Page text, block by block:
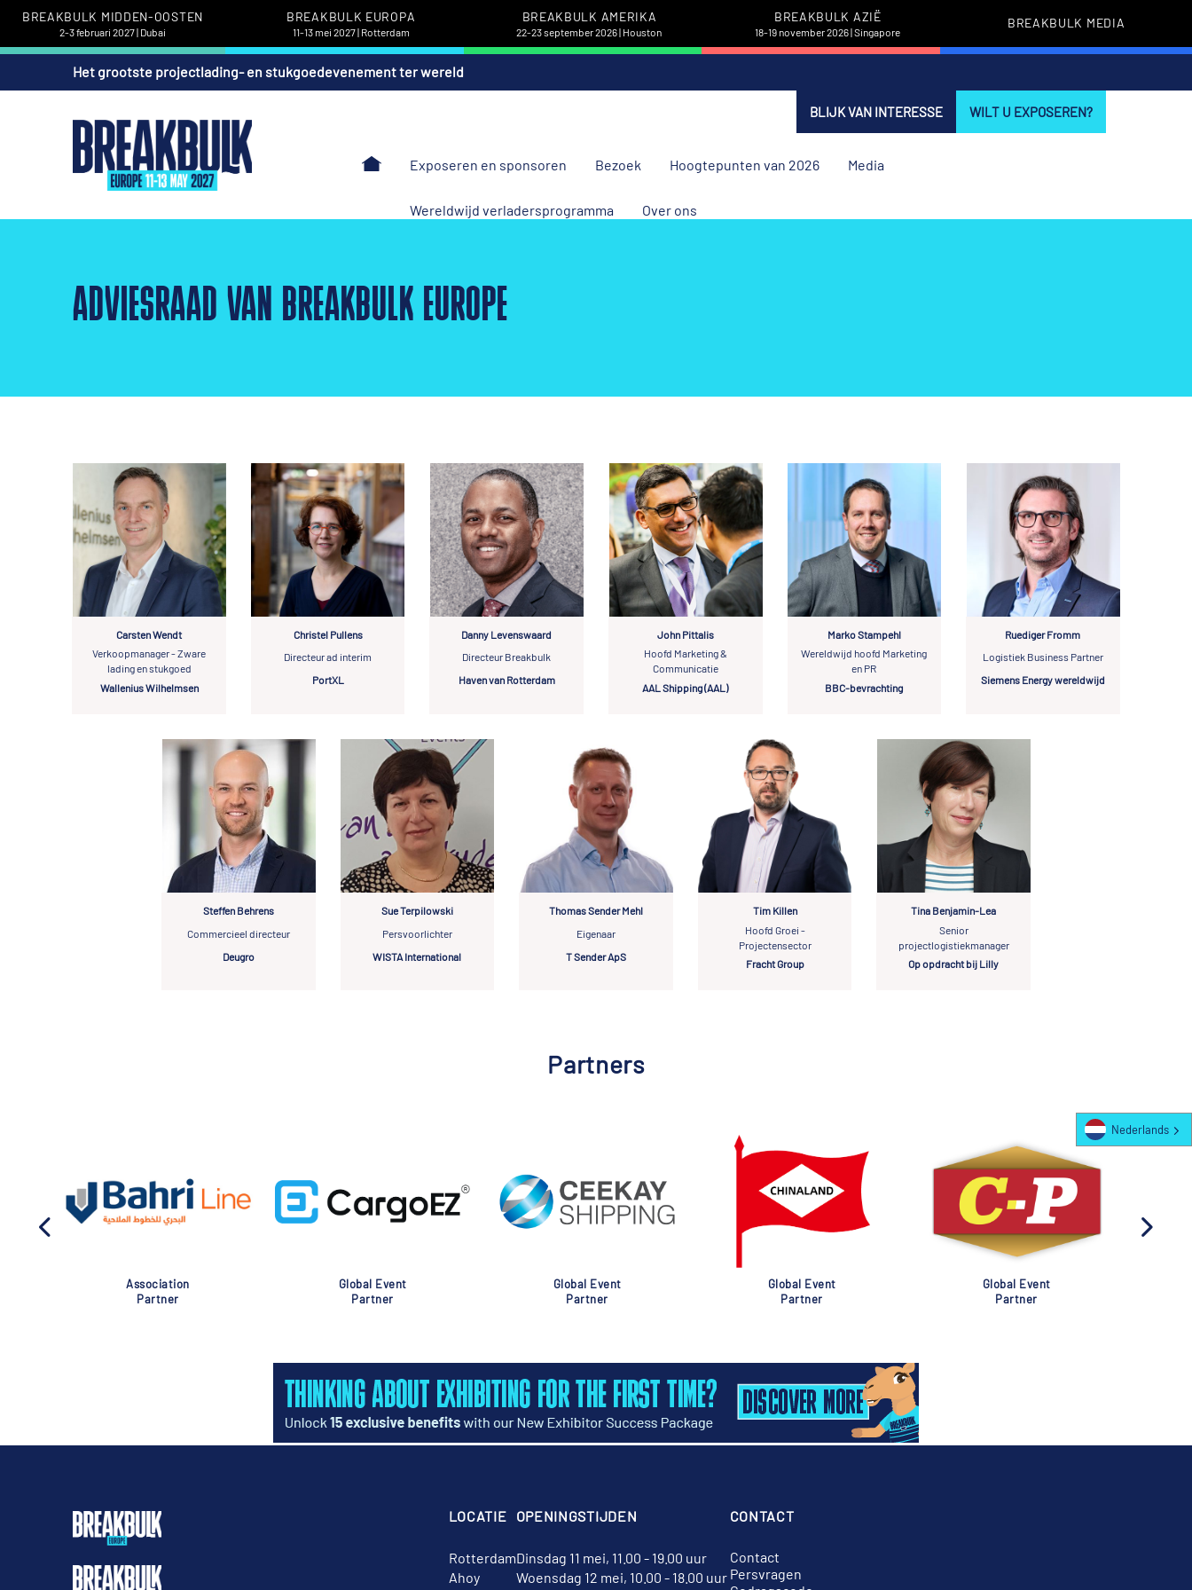
BREAKBULK MIDDEN-OOSTEN
2-3 februari 2027 | Dubai
BREAKBULK EUROPA
11-13 mei 2027 | Rotterdam
BREAKBULK AMERIKA
22-23 september 2026 | Houston
BREAKBULK AZIË
18-19 november 2026 | Singapore
BREAKBULK MEDIA
Het grootste projectlading- en stukgoedevenement ter wereld
BLIJK VAN INTERESSE WILT U EXPOSEREN?
Exposeren en sponsoren Bezoek Hoogtepunten van 2026 Media
Wereldwijd verladersprogramma Over ons
ADVIESRAAD VAN BREAKBULK EUROPE
Carsten Wendt
Verkoopmanager - Zware
lading en stukgoed
Wallenius Wilhelmsen
Christel Pullens
Directeur ad interim
PortXL
Danny Levenswaard
Directeur Breakbulk
Haven van Rotterdam
John Pittalis
Hoofd Marketing &
Communicatie
AAL Shipping (AAL)
Marko Stampehl
Wereldwijd hoofd Marketing
en PR
BBC-bevrachting
Ruediger Fromm
Logistiek Business Partner
Siemens Energy wereldwijd
Steffen Behrens
Commercieel directeur
Deugro
Sue Terpilowski
Persvoorlichter
WISTA International
Thomas Sender Mehl
Eigenaar
T Sender ApS
Tim Killen
Hoofd Groei -
Projectensector
Fracht Group
Tina Benjamin-Lea
Senior
projectlogistiekmanager
Op opdracht bij Lilly
Partners
Association
Partner
Global Event
Partner
Global Event
Partner
Global Event
Partner
Global Event
Partner
LOCATIE
Rotterdam
Ahoy
OPENINGSTIJDEN
Dinsdag 11 mei, 11.00 - 19.00 uur
Woensdag 12 mei, 10.00 - 18.00 uur
CONTACT
Contact
Persvragen
Nederlands